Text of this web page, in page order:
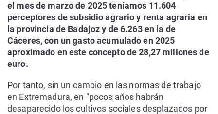
el mes de marzo de 2025 teníamos 11.604
perceptores de subsidio agrario y renta agraria en
la provincia de Badajoz y de 6.263 en la de
Cáceres, con un gasto acumulado en 2025
aproximado en este concepto de 28,27 millones de
euro.
Por tanto, sin un cambio en las normas de trabajo
en Extremadura, en "pocos años habrán
desaparecido los cultivos sociales desplazados por